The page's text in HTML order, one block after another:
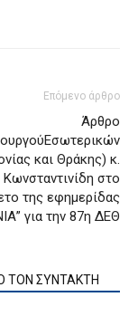
Επόμενο άρθρο
Άρθρο
και Θράκης) κ.
στο
της εφημερίδας
για την 87η ΔΕΘ
ΤΟΝ ΣΥΝΤΑΚΤΗ